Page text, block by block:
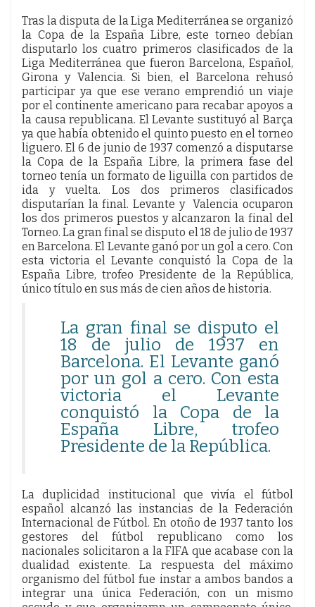
Tras la disputa de la Liga Mediterránea se organizó
la Copa de la España Libre, este torneo debían
disputarlo los cuatro primeros clasificados de la
Liga Mediterránea que fueron Barcelona, Español,
Girona y Valencia. Si bien, el Barcelona rehusó
participar ya que ese verano emprendió un viaje
por el continente americano para recabar apoyos a
la causa republicana. El Levante sustituyó al Barça
ya que había obtenido el quinto puesto en el torneo
liguero. El 6 de junio de 1937 comenzó a disputarse
la Copa de la España Libre, la primera fase del
torneo tenía un formato de liguilla con partidos de
ida y vuelta. Los dos primeros clasificados
disputarían la final. Levante y Valencia ocuparon
los dos primeros puestos y alcanzaron la final del
Torneo. La gran final se disputo el 18 de julio de 1937
en Barcelona. El Levante ganó por un gol a cero. Con
esta victoria el Levante conquistó la Copa de la
España Libre, trofeo Presidente de la República,
único título en sus más de cien años de historia.
La gran final se disputo el
18 de julio de 1937 en
Barcelona. El Levante ganó
por un gol a cero. Con esta
victoria el Levante
conquistó la Copa de la
España Libre, trofeo
Presidente de la República.
La duplicidad institucional que vivía el fútbol
español alcanzó las instancias de la Federación
Internacional de Fútbol. En otoño de 1937 tanto los
gestores del fútbol republicano como los
nacionales solicitaron a la FIFA que acabase con la
dualidad existente. La respuesta del máximo
organismo del fútbol fue instar a ambos bandos a
integrar una única Federación, con un mismo